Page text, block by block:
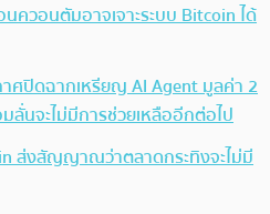
นควอนตัมอาจเจาะระบบ Bitcoin ได้
ศปิดฉากเหรียญ AI Agent มูลค่า 2
นจะไม่มีการช่วยเหลืออีกต่อไป
ส่งสัญญาณว่าตลาดกระทิงจะไม่มี